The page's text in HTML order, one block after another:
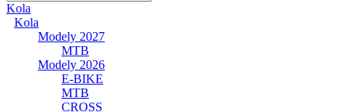
Kola
Kola
Modely 2027
MTB
Modely 2026
E-BIKE
MTB
CROSS